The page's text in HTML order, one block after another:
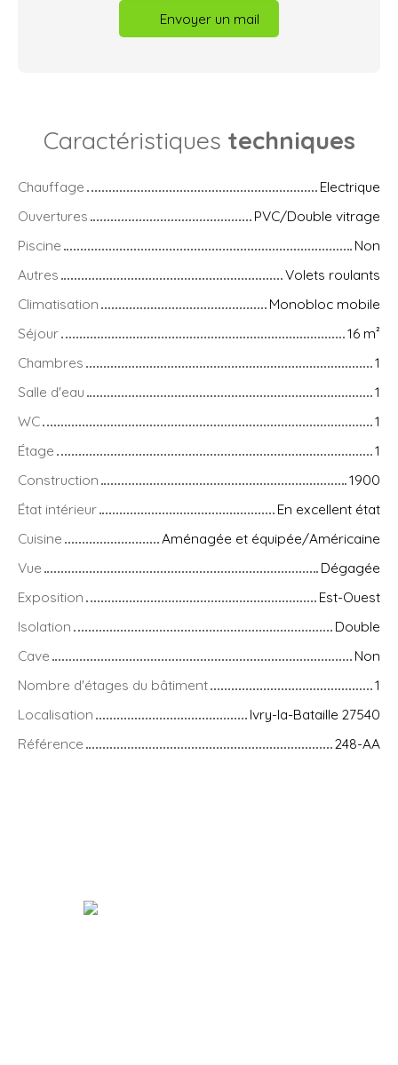
Envoyer un mail
Caractéristiques techniques
Chauffage
Electrique
Ouvertures
PVC/Double vitrage
Piscine
Non
Autres
Volets roulants
Climatisation
Monobloc mobile
Séjour
16 m²
Chambres
1
Salle d'eau
1
WC
1
Étage
1
Construction
1900
État intérieur
En excellent état
Cuisine
Aménagée et équipée/Américaine
Vue
Dégagée
Exposition
Est-Ouest
Isolation
Double
Cave
Non
Nombre d'étages du bâtiment
1
Localisation
Ivry-la-Bataille 27540
Référence
248-AA